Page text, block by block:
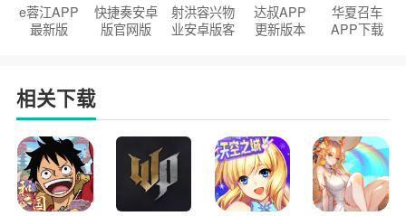
e蓉江APP
最新版
快捷奏安卓
版官网版
射洪容兴物
业安卓版客
达叔APP
更新版本
华夏召车
APP下载
相关下载